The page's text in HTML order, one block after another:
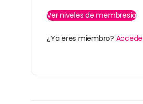
Ver niveles de membresía
¿Ya eres miembro?